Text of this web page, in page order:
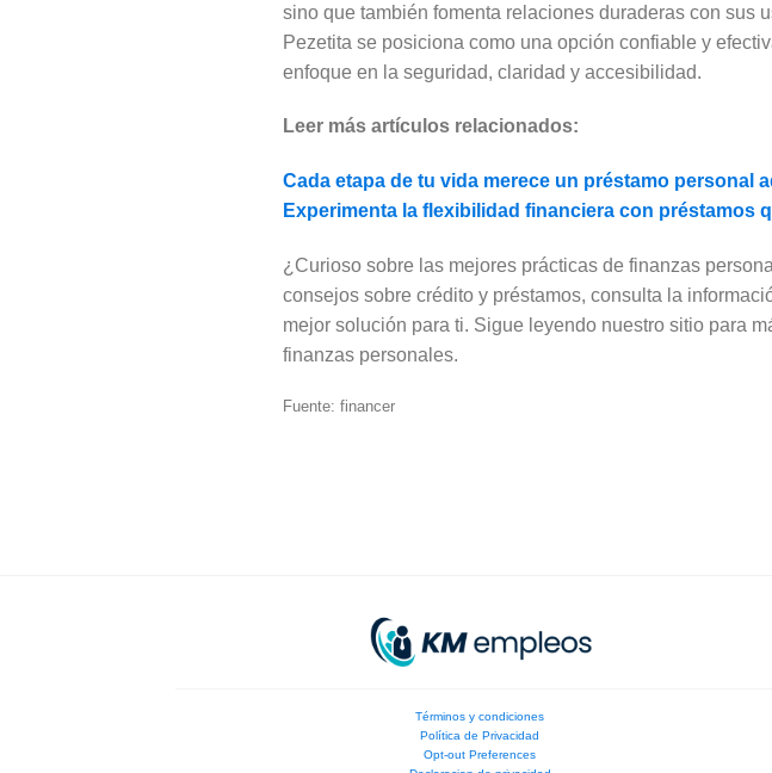
sino que también fomenta relaciones duraderas con sus
Pezetita se posiciona como una opción confiable y
enfoque en la seguridad, claridad y accesibilidad.
Leer más artículos relacionados:
Cada etapa de tu vida merece un préstamo personal
Experimenta la flexibilidad financiera con préstamos
¿Curioso sobre las mejores prácticas de finanzas
consejos sobre crédito y préstamos, consulta la
mejor solución para ti. Sigue leyendo nuestro sitio para
finanzas personales.
Fuente: financer
Términos y condiciones
Política de Privacidad
Opt-out Preferences